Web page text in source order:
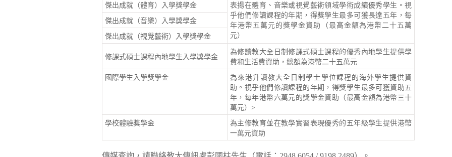
傑出成就（體育）入學獎學金
表揚在體育、音樂或視覺藝術領域學術成績優秀學生。視
乎他們修讀課程的年期，得獎學生最多可獲長達五年，每
年港幣五萬元的獎學金資助（最高金額為港幣二十五萬
元）
傑出成就（音樂）入學獎學金
傑出成就（視覺藝術）入學獎學金
修課式碩士課程內地學生入學獎學金
為修讀教大全日制修課式碩士課程的優秀內地學生提供學
費和生活費資助，總額為港幣二十五萬元
國際學生入學獎學金
為來港升讀教大全日制學士學位課程的海外學生提供資
助。視乎他們修讀課程的年期，得獎學生最多可獲資助五
年，每年港幣六萬元的獎學金資助（最高金額為港幣三十
萬元）>
學校體驗獎學金
為主修教育並在教學實習表現優秀的五年級學生提供港幣
一萬元資助